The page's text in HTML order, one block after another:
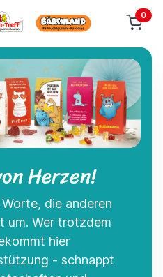
0
Herzen!
die anderen
um. Wer trotzdem
hier
- schnappt